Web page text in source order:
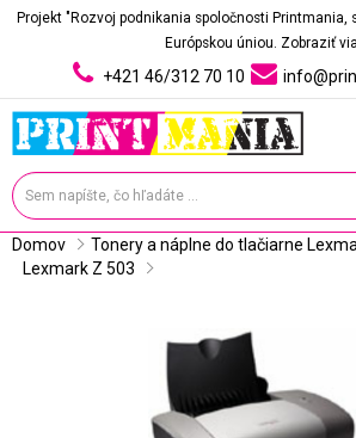
Projekt "Rozvoj podnikania spoločnosti Printmania,
Európskou úniou. Zobraziť
+421 46/312 70 10
Domov Tonery a náplne do tlačiarne
Lexmark Z 503